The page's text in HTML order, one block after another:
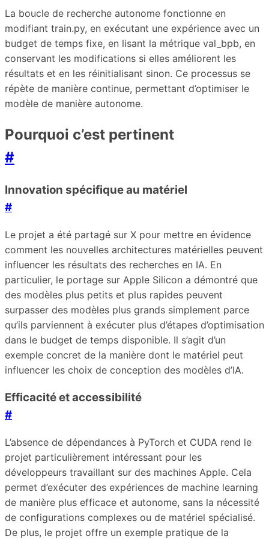
La boucle de recherche autonome fonctionne en
modifiant train.py, en exécutant une expérience avec un
budget de temps fixe, en lisant la métrique val_bpb, en
conservant les modifications si elles améliorent les
résultats et en les réinitialisant sinon. Ce processus se
répète de manière continue, permettant d’optimiser le
modèle de manière autonome.
Pourquoi c’est pertinent
#
Innovation spécifique au matériel
#
Le projet a été partagé sur X pour mettre en évidence
comment les nouvelles architectures matérielles peuvent
influencer les résultats des recherches en IA. En
particulier, le portage sur Apple Silicon a démontré que
des modèles plus petits et plus rapides peuvent
surpasser des modèles plus grands simplement parce
qu’ils parviennent à exécuter plus d’étapes d’optimisation
dans le budget de temps disponible. Il s’agit d’un
exemple concret de la manière dont le matériel peut
influencer les choix de conception des modèles d’IA.
Efficacité et accessibilité
#
L’absence de dépendances à PyTorch et CUDA rend le
projet particulièrement intéressant pour les
développeurs travaillant sur des machines Apple. Cela
permet d’exécuter des expériences de machine learning
de manière plus efficace et autonome, sans la nécessité
de configurations complexes ou de matériel spécialisé.
De plus, le projet offre un exemple pratique de la